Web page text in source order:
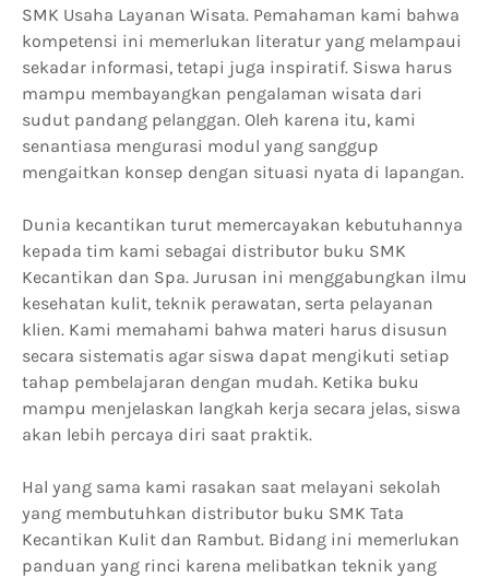
SMK Usaha Layanan Wisata. Pemahaman kami bahwa
kompetensi ini memerlukan literatur yang melampaui
sekadar informasi, tetapi juga inspiratif. Siswa harus
mampu membayangkan pengalaman wisata dari
sudut pandang pelanggan. Oleh karena itu, kami
senantiasa mengurasi modul yang sanggup
mengaitkan konsep dengan situasi nyata di lapangan.
Dunia kecantikan turut memercayakan kebutuhannya
kepada tim kami sebagai distributor buku SMK
Kecantikan dan Spa. Jurusan ini menggabungkan ilmu
kesehatan kulit, teknik perawatan, serta pelayanan
klien. Kami memahami bahwa materi harus disusun
secara sistematis agar siswa dapat mengikuti setiap
tahap pembelajaran dengan mudah. Ketika buku
mampu menjelaskan langkah kerja secara jelas, siswa
akan lebih percaya diri saat praktik.
Hal yang sama kami rasakan saat melayani sekolah
yang membutuhkan distributor buku SMK Tata
Kecantikan Kulit dan Rambut. Bidang ini memerlukan
panduan yang rinci karena melibatkan teknik yang